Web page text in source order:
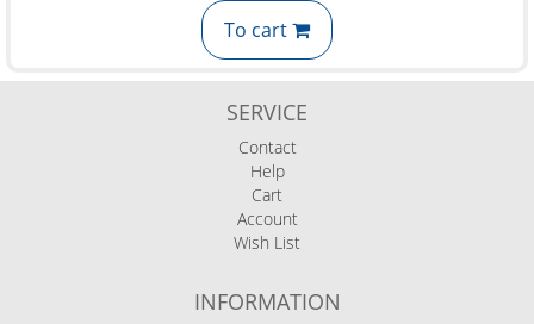
To cart
SERVICE
Contact
Help
Cart
Account
Wish List
INFORMATION